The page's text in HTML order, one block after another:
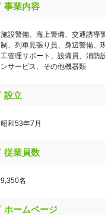
事業内容
施設警備、海上警備、交通誘導
制、列車見張り員、身辺警備、
工管理サポート、設備員、消防
ンサービス、その他機器類
設立
昭和53年7月
従業員数
9,350名
ホームページ